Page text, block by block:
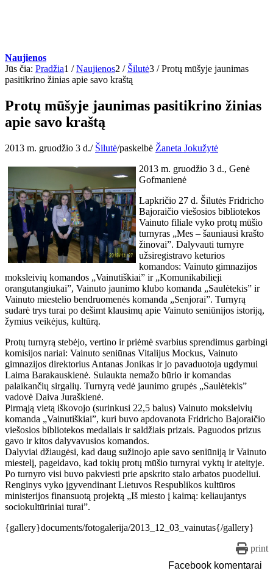
Naujienos
Jūs čia: Pradžia1 / Naujienos2 / Šilutė3 / Protų mūšyje jaunimas
pasitikrino žinias apie savo kraštą
Protų mūšyje jaunimas pasitikrino žinias
apie savo kraštą
2013 m. gruodžio 3 d./ Šilutė/paskelbė Žaneta Jokužytė
2013 m. gruodžio 3 d., Genė
Gofmanienė
Lapkričio 27 d. Šilutės Fridricho
Bajoraičio viešosios bibliotekos
Vainuto filiale vyko protų mūšio
turnyras „Mes – šauniausi krašto
žinovai”. Dalyvauti turnyre
užsiregistravo keturios
komandos: Vainuto gimnazijos
moksleivių komandos „Vainutiškiai” ir „Komunikabilieji
orangutangiukai”, Vainuto jaunimo klubo komanda „Saulėtekis” ir
Vainuto miestelio bendruomenės komanda „Senjorai”. Turnyrą
sudarė trys turai po dešimt klausimų apie Vainuto seniūnijos istoriją,
žymius veikėjus, kultūrą.
Protų turnyrą stebėjo, vertino ir priėmė svarbius sprendimus garbingi
komisijos nariai: Vainuto seniūnas Vitalijus Mockus, Vainuto
gimnazijos direktorius Antanas Jonikas ir jo pavaduotoja ugdymui
Laima Barakauskienė. Sulaukta nemažo būrio ir komandas
palaikančių sirgalių. Turnyrą vedė jaunimo grupės „Saulėtekis”
vadovė Daiva Juraškienė.
Pirmąją vietą iškovojo (surinkusi 22,5 balus) Vainuto moksleivių
komanda „Vainutiškiai”, kuri buvo apdovanota Fridricho Bajoraičio
viešosios bibliotekos medaliais ir saldžiais prizais. Paguodos prizus
gavo ir kitos dalyvavusios komandos.
Dalyviai džiaugėsi, kad daug sužinojo apie savo seniūniją ir Vainuto
miestelį, pageidavo, kad tokių protų mūšio turnyrai vyktų ir ateityje.
Po turnyro visi buvo pakviesti prie apskrito stalo arbatos puodeliui.
Renginys vyko įgyvendinant Lietuvos Respublikos kultūros
ministerijos finansuotą projektą „Iš miesto į kaimą: keliaujantys
sociokultūriniai turai”.
{gallery}documents/fotogalerija/2013_12_03_vainutas{/gallery}
print
Facebook komentarai